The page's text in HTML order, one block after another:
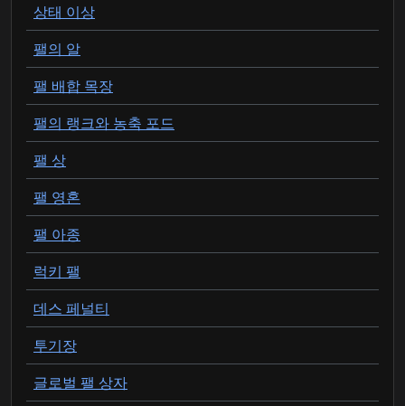
상태 이상
팰의 알
팰 배합 목장
팰의 랭크와 농축 포드
팰 상
팰 영혼
팰 아종
럭키 팰
데스 페널티
투기장
글로벌 팰 상자